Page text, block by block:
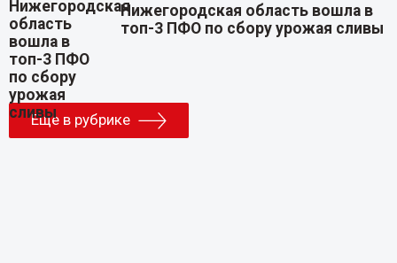
Нижегородская область вошла в
топ-3 ПФО по сбору урожая сливы
Еще в рубрике